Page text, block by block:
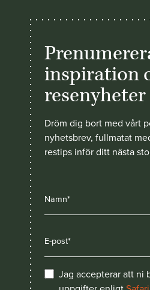
inspiration
resenyheter
Dröm dig bort med vårt
nyhetsbrev, fullmatat
restips inför ditt nästa
Jag accepterar att ni